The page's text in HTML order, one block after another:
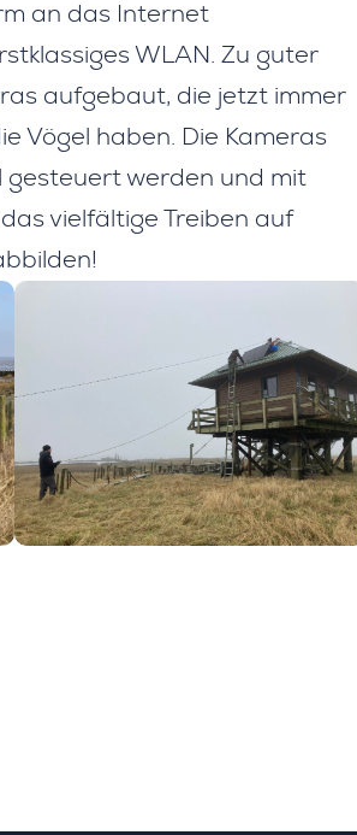
an das Internet
WLAN. Zu guter
aufgebaut, die jetzt immer
Vögel haben. Die Kameras
gesteuert werden und mit
vielfältige Treiben auf